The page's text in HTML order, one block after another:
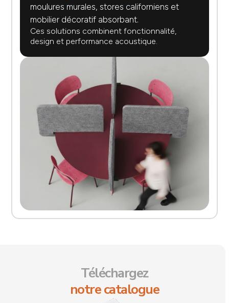
moulures murales, stores californiens et
mobilier décoratif absorbant.
Ces solutions combinent fonctionnalité,
design et performance acoustique.
Téléchargez
notre catalogue